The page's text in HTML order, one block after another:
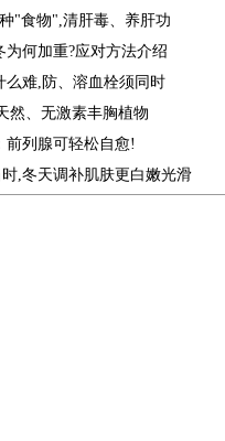
"食物",清肝毒、养肝功
何加重?应对方法介绍
么难,防、溶血栓须同时
然、无激素丰胸植物
前列腺可轻松自愈!
,冬天调补肌肤更白嫩光滑